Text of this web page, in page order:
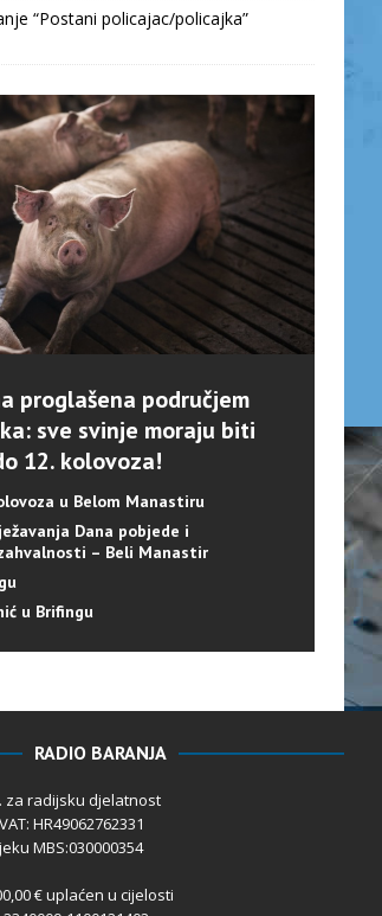
“Postani policajac/policajka”
proglašena područjem
sve svinje moraju biti
12. kolovoza!
u Belom Manastiru
Dana pobjede i
– Beli Manastir
u Brifingu
RADIO BARANJA
za radijsku djelatnost
HR49062762331
MBS:030000354
€ uplaćen u cijelosti